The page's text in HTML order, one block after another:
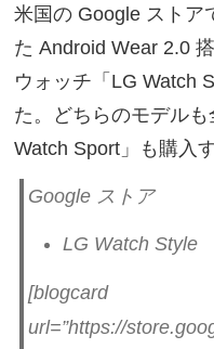
米国の Google ストア
た Android Wear 2.0
ウォッチ「LG Watch
た。どちらのモデル
Watch Sport」も購入
Google ストア
LG Watch Style
[blogcard
url=”https://